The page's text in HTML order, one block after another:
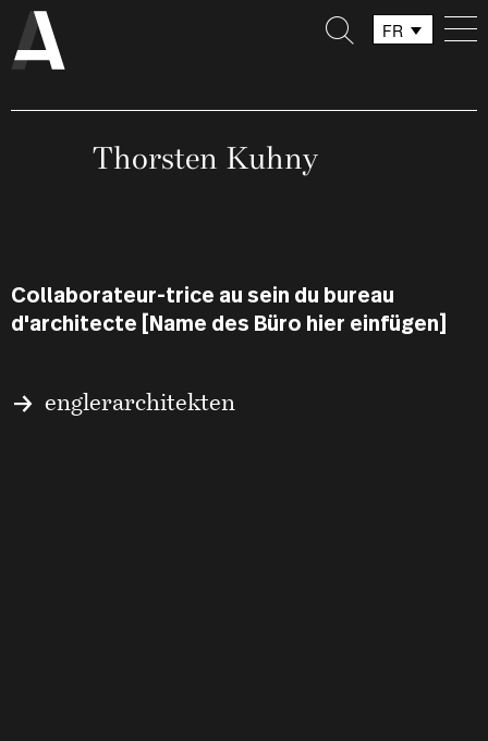
FR
Thorsten Kuhny
Collaborateur-trice au sein du bureau
d'architecte [Name des Büro hier einfügen]
englerarchitekten